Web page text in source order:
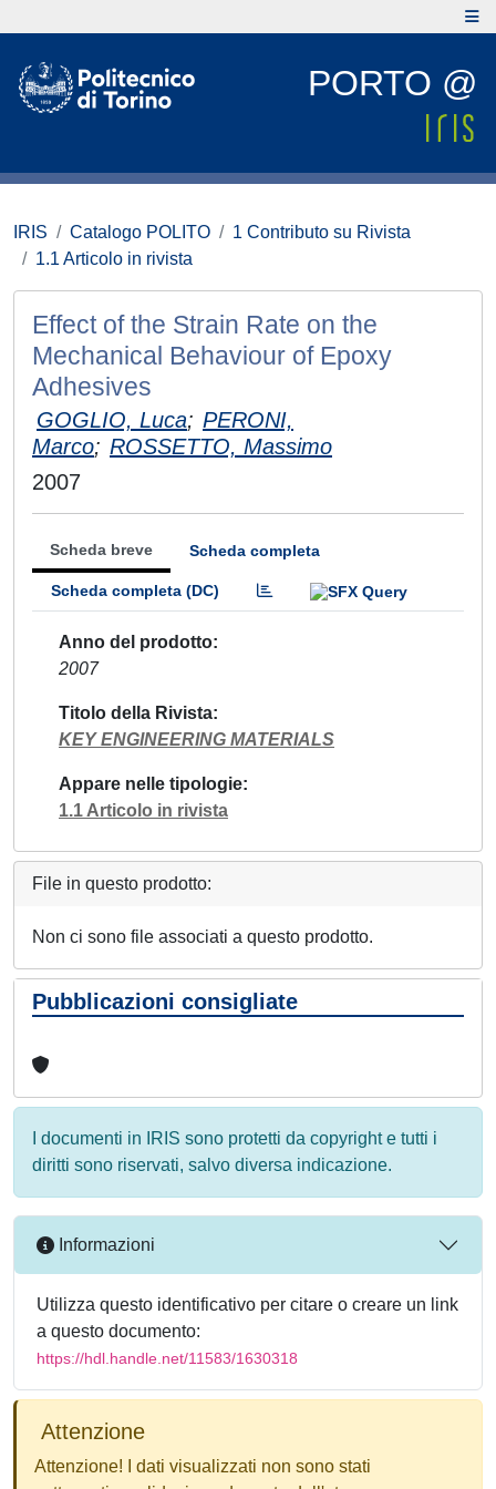
PORTO @
IRIS Catalogo POLITO
1 Contributo su Rivista
1.1 Articolo in rivista
Effect of the Strain Rate on the
Mechanical Behaviour of Epoxy
Adhesives
GOGLIO, Luca; PERONI,
Marco; ROSSETTO, Massimo
2007
Scheda breve Scheda completa
Scheda completa (DC)
Anno del prodotto
2007
Titolo della Rivista
KEY ENGINEERING MATERIALS
Appare nelle tipologie
1.1 Articolo in rivista
File in questo prodotto:
Non ci sono file associati a questo prodotto.
Pubblicazioni consigliate
I documenti in IRIS sono protetti da copyright e tutti i
diritti sono riservati, salvo diversa indicazione.
Informazioni
Utilizza questo identificativo per citare o creare un link
a questo documento:
https://hdl.handle.net/11583/1630318
Attenzione
Attenzione! I dati visualizzati non sono stati